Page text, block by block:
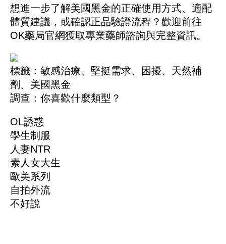
想進一步了解美國黑金的正確使用方式、適配
體質建議，或確認正品驗證流程？歡迎前往
OK藥局官網獲取專業藥師諮詢與完整資訊。
標籤： 敏感治療、 堅挺需求、 困擾、 天然補
劑 、 美國黑金
調查：你喜歡什麼類型？
OL誘惑
學生制服
人妻NTR
素人女大生
歐美系列
自拍外流
不好說